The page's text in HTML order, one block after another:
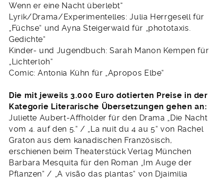
Wenn er eine Nacht überlebt“
Lyrik/Drama/Experimentelles: Julia Herrgesell für
„Füchse“ und Ayna Steigerwald für „phototaxis.
Gedichte“
Kinder- und Jugendbuch: Sarah Manon Kempen für
„Lichterloh“
Comic: Antonia Kühn für „Apropos Elbe“
Die mit jeweils 3.000 Euro dotierten Preise in der
Kategorie Literarische Übersetzungen gehen an:
Juliette Aubert-Affholder für den Drama „Die Nacht
vom 4. auf den 5.“ / „La nuit du 4 au 5“ von Rachel
Graton aus dem kanadischen Französisch,
erschienen beim Theaterstück Verlag München
Barbara Mesquita für den Roman „Im Auge der
Pflanzen“ / „A visão das plantas“ von Djaimilia